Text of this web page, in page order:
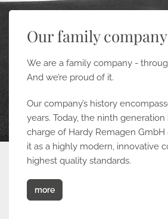
Our family company
We are a family company -
And we’re proud of it.
Our company’s history
years. Today, the ninth
charge of Hardy Remagen GmbH
it as a highly modern, innovative
highest quality standards.
more